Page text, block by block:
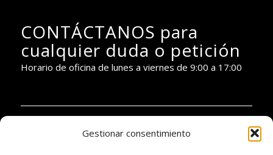
Gestionar consentimiento
CONTÁCTANOS para
cualquier duda o petición
Horario de oficina de lunes a viernes de 9:00 a 17:00
PIANOBAR PRODUCTIONS: